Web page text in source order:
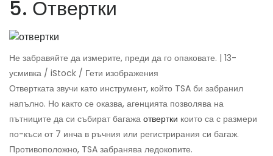
5. Отвертки
Не забравяйте да измерите, преди да го опаковате. | 13-
усмивка / iStock / Гети изображения
Отвертката звучи като инструмент, който TSA би забранил
напълно. Но както се оказва, агенцията позволява на
пътниците да си събират багажа отвертки които са с размери
по-къси от 7 инча в ръчния или регистрирания си багаж.
Противоположно, TSA забранява ледокопите.